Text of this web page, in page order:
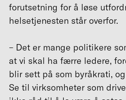
forutsetning for å løse
helsetjenesten står overfor.
– Det er mange politikere
at vi skal ha færre ledere,
blir sett på som byråkrati,
Se til virksomheter som